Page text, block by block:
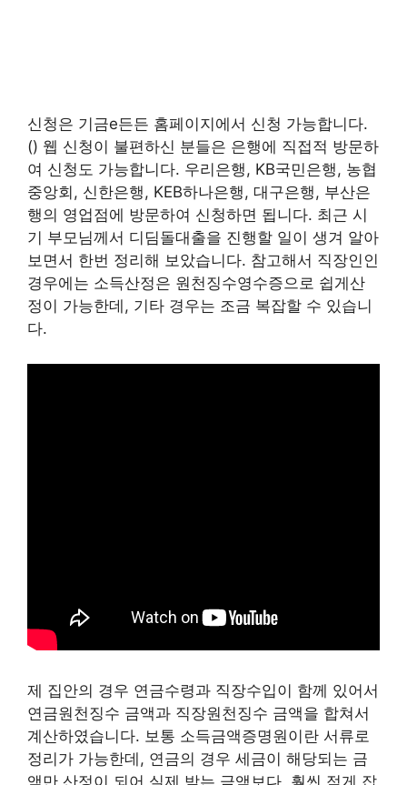
신청은 기금e든든 홈페이지에서 신청 가능합니다.
() 웹 신청이 불편하신 분들은 은행에 직접적 방문하
여 신청도 가능합니다. 우리은행, KB국민은행, 농협
중앙회, 신한은행, KEB하나은행, 대구은행, 부산은
행의 영업점에 방문하여 신청하면 됩니다. 최근 시
기 부모님께서 디딤돌대출을 진행할 일이 생겨 알아
보면서 한번 정리해 보았습니다. 참고해서 직장인인
경우에는 소득산정은 원천징수영수증으로 쉽게산
정이 가능한데, 기타 경우는 조금 복잡할 수 있습니
다.
제 집안의 경우 연금수령과 직장수입이 함께 있어서
연금원천징수 금액과 직장원천징수 금액을 합쳐서
계산하였습니다. 보통 소득금액증명원이란 서류로
정리가 가능한데, 연금의 경우 세금이 해당되는 금